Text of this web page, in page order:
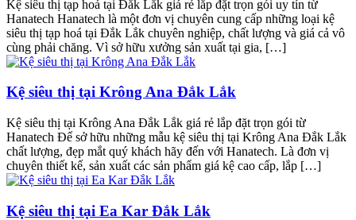
Kệ siêu thị tạp hoá tại Đắk Lắk giá rẻ lắp đặt trọn gói uy tín từ
Hanatech Hanatech là một đơn vị chuyên cung cấp những loại kệ
siêu thị tạp hoá tại Đắk Lắk chuyên nghiệp, chất lượng và giá cả vô
cùng phải chăng. Vì sở hữu xưởng sản xuất tại gia, […]
Kệ siêu thị tại Krông Ana Đắk Lắk
Kệ siêu thị tại Krông Ana Đắk Lắk giá rẻ lắp đặt trọn gói từ
Hanatech Để sở hữu những mẫu kệ siêu thị tại Krông Ana Đắk Lắk
chất lượng, đẹp mắt quý khách hãy đến với Hanatech. Là đơn vị
chuyên thiết kế, sản xuất các sản phẩm giá kệ cao cấp, lắp […]
Kệ siêu thị tại Ea Kar Đắk Lắk